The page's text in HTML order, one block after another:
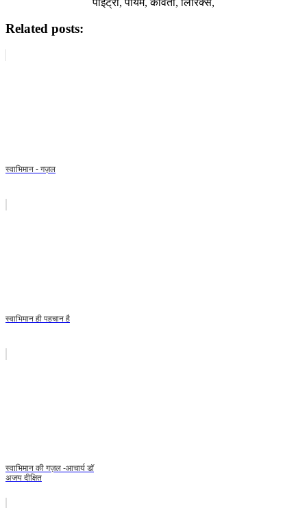
Related posts:
स्वाभिमान - गज़ल
स्वाभिमान ही पहचान है
स्वाभिमान की गज़ल -आचार्य डॉ
अजय दीक्षित